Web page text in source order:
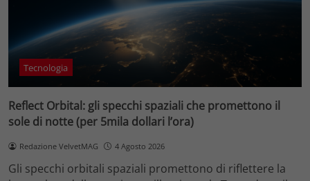
Tecnologia
Reflect Orbital: gli specchi spaziali che promettono il
sole di notte (per 5mila dollari l’ora)
Redazione VelvetMAG 4 Agosto 2026
Gli specchi orbitali spaziali promettono di riflettere la